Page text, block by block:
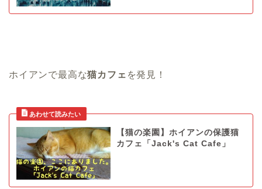
ホイアンで最高な猫カフェ を発見！
【猫の楽園】ホイアンの保護猫
カフェ「Jack's Cat Cafe」